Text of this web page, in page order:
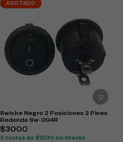
AGOTADO
Swiche Negro 2 Posiciones 2 Pines
Redondo Sw-004R
$3000
3 cuotas de $1000 sin interés